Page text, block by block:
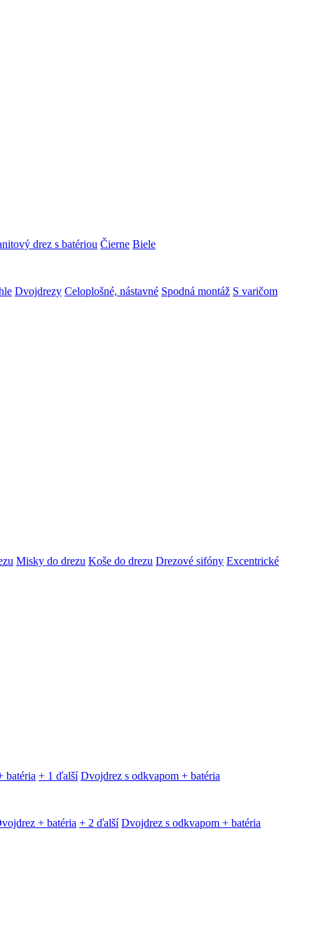
drez s batériou Čierne Biele
Dvojdrezy Celoplošné, nástavné Spodná montáž S varičom
Misky do drezu Koše do drezu Drezové sifóny Excentrické
batéria + 1 ďalší Dvojdrez s odkvapom + batéria
+ batéria + 2 ďalší Dvojdrez s odkvapom + batéria